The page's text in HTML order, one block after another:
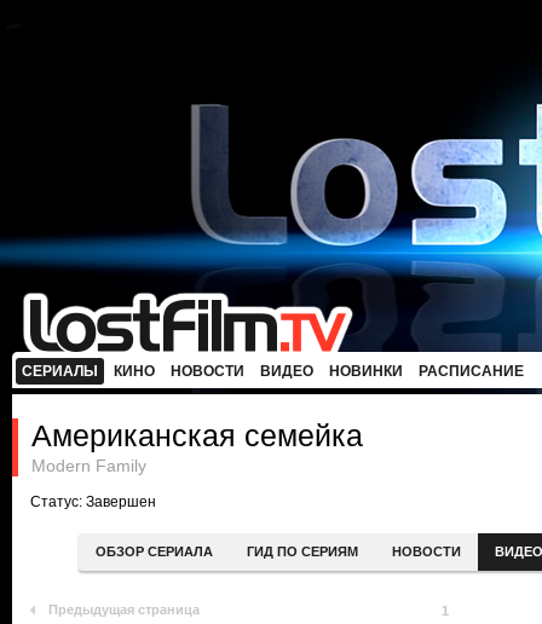
СЕРИАЛЫ КИНО НОВОСТИ ВИДЕО НОВИНКИ РАСПИСАНИЕ
Американская семейка
Modern Family
Статус: Завершен
ОБЗОР СЕРИАЛА ГИД ПО СЕРИЯМ НОВОСТИ ВИДЕО
Предыдущая страница 1